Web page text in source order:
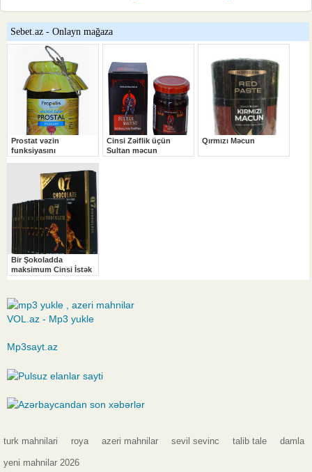
VOL.az - Mp3 yukle
Mp3sayt.az
turk mahnilari roya azeri mahnilar sevil sevinc talib tale damla
yeni mahnilar 2026